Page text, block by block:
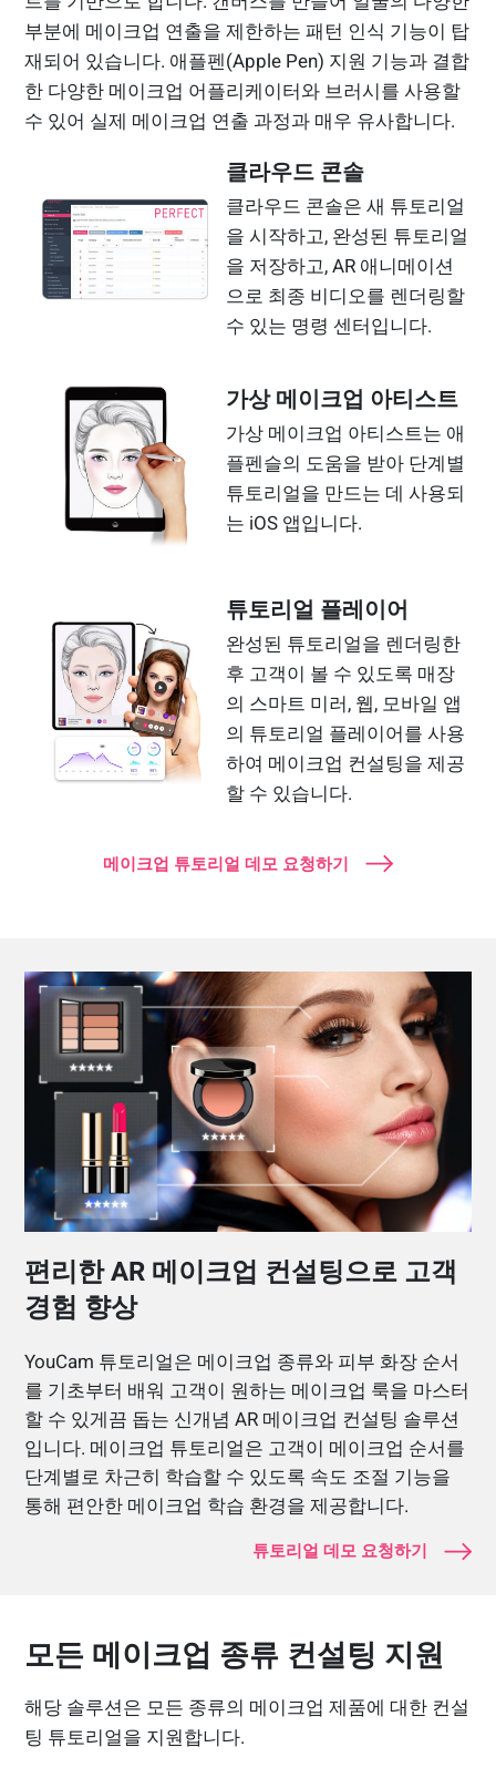
부분에 메이크업 연출을 제한하는 패턴 인식 기능이 탑
재되어 있습니다. 애플펜(Apple Pen) 지원 기능과 결합
한 다양한 메이크업 어플리케이터와 브러시를 사용할
수 있어 실제 메이크업 연출 과정과 매우 유사합니다.
클라우드 콘솔
클라우드 콘솔은 새 튜토리얼
을 시작하고, 완성된 튜토리얼
을 저장하고, AR 애니메이션
으로 최종 비디오를 렌더링할
수 있는 명령 센터입니다.
가상 메이크업 아티스트
가상 메이크업 아티스트는 애
플펜슬의 도움을 받아 단계별
튜토리얼을 만드는 데 사용되
는 iOS 앱입니다.
튜토리얼 플레이어
완성된 튜토리얼을 렌더링한
후 고객이 볼 수 있도록 매장
의 스마트 미러, 웹, 모바일 앱
의 튜토리얼 플레이어를 사용
하여 메이크업 컨설팅을 제공
할 수 있습니다.
메이크업 튜토리얼 데모 요청하기
편리한 AR 메이크업 컨설팅으로 고객
경험 향상
YouCam 튜토리얼은 메이크업 종류와 피부 화장 순서
를 기초부터 배워 고객이 원하는 메이크업 룩을 마스터
할 수 있게끔 돕는 신개념 AR 메이크업 컨설팅 솔루션
입니다. 메이크업 튜토리얼은 고객이 메이크업 순서를
단계별로 차근히 학습할 수 있도록 속도 조절 기능을
통해 편안한 메이크업 학습 환경을 제공합니다.
튜토리얼 데모 요청하기
모든 메이크업 종류 컨설팅 지원
해당 솔루션은 모든 종류의 메이크업 제품에 대한 컨설
팅 튜토리얼을 지원합니다.